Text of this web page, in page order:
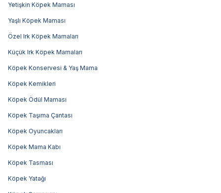
Yetişkin Köpek Maması
Yaşlı Köpek Maması
Özel Irk Köpek Mamaları
Küçük Irk Köpek Mamaları
Köpek Konservesi & Yaş Mama
Köpek Kemikleri
Köpek Ödül Maması
Köpek Taşıma Çantası
Köpek Oyuncakları
Köpek Mama Kabı
Köpek Tasması
Köpek Yatağı